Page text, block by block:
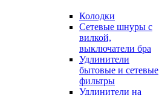
Колодки
Сетевые шнуры с
вилкой,
выключатели бра
Удлинители
бытовые и сетевые
фильтры
Удлинители на